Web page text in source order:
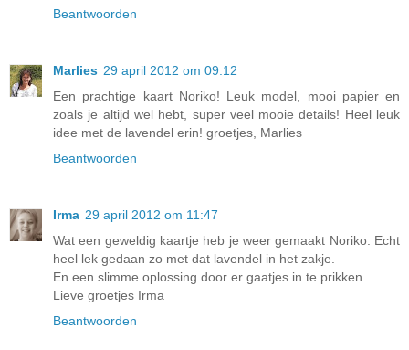
Beantwoorden
Marlies 29 april 2012 om 09:12
Een prachtige kaart Noriko! Leuk model, mooi papier en
zoals je altijd wel hebt, super veel mooie details! Heel leuk
idee met de lavendel erin! groetjes, Marlies
Beantwoorden
Irma 29 april 2012 om 11:47
Wat een geweldig kaartje heb je weer gemaakt Noriko. Echt
heel lek gedaan zo met dat lavendel in het zakje.
En een slimme oplossing door er gaatjes in te prikken .
Lieve groetjes Irma
Beantwoorden